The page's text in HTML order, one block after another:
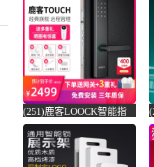
营店仅售1499元)
(251)鹿客LOOCK智能指
纹锁touch 家用防盗门锁
电-防盗门锁(loock鹿客亦
客专卖店仅售2699元)